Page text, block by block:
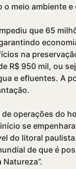
meio ambiente
que 65
na
R$ 950 mil, ou
e efluentes. A
operações do
se
do litoral
de que é